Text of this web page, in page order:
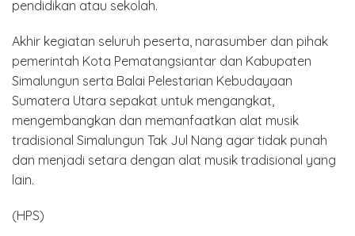
pendidikan atau sekolah.
Akhir kegiatan seluruh peserta, narasumber dan pihak
pemerintah Kota Pematangsiantar dan Kabupaten
Simalungun serta Balai Pelestarian Kebudayaan
Sumatera Utara sepakat untuk mengangkat,
mengembangkan dan memanfaatkan alat musik
tradisional Simalungun Tak Jul Nang agar tidak punah
dan menjadi setara dengan alat musik tradisional yang
lain.
(HPS)